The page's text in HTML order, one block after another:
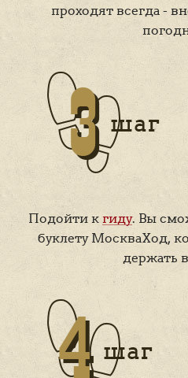
проходят всегда -
Подойти к гиду. Вы
буклету МоскваХод,
держать